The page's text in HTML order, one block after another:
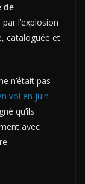
de
l’explosion
cataloguée et
n’était pas
vol en juin
qu’ils
avec